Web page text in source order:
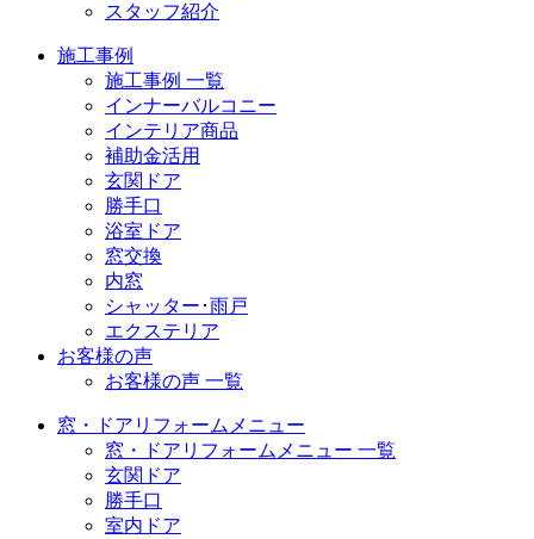
スタッフ紹介
施工事例
施工事例 一覧
インナーバルコニー
インテリア商品
補助金活用
玄関ドア
勝手口
浴室ドア
窓交換
内窓
シャッター･雨戸
エクステリア
お客様の声
お客様の声 一覧
窓・ドアリフォームメニュー
窓・ドアリフォームメニュー 一覧
玄関ドア
勝手口
室内ドア